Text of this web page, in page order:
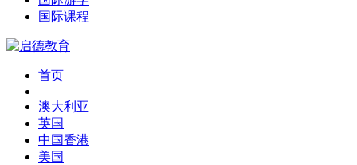
国际课程
首页
澳大利亚
英国
中国香港
美国